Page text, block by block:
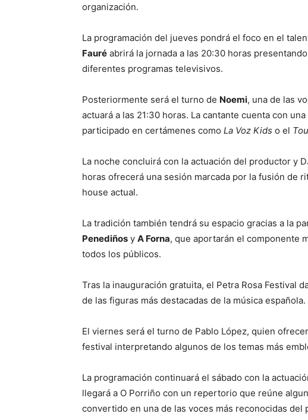
organización.
La programación del jueves pondrá el foco en el
Fauré abrirá la jornada a las 20:30 horas
diferentes programas televisivos.
Posteriormente será el turno de Noemi, una de las
actuará a las 21:30 horas. La cantante cuenta con
participado en certámenes como La Voz Kids o el
La noche concluirá con la actuación del productor y
horas ofrecerá una sesión marcada por la fusión de
house actual.
La tradición también tendrá su espacio gracias a la
Penediños y A Forna, que aportarán el componente
todos los públicos.
Tras la inauguración gratuita, el Petra Rosa Festival
de las figuras más destacadas de la música española.
El viernes será el turno de Pablo López, quien
festival interpretando algunos de los temas más
La programación continuará el sábado con la
llegará a O Porriño con un repertorio que reúne
convertido en una de las voces más reconocidas del